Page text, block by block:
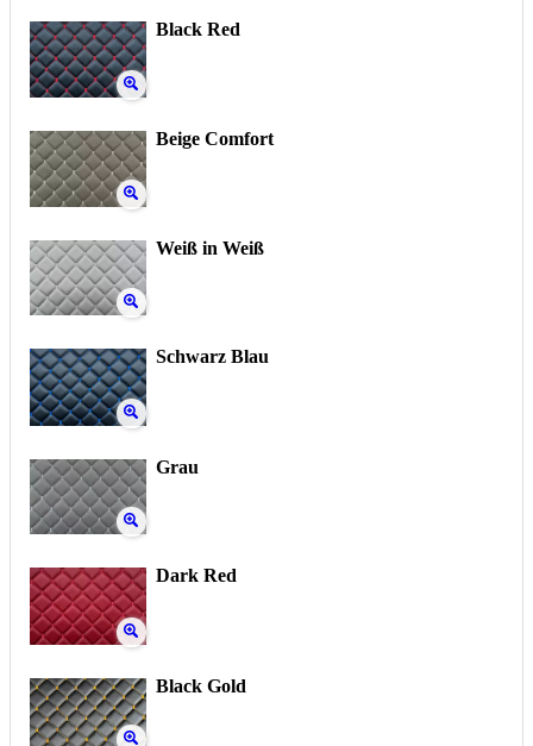
Black Red
Beige Comfort
Weiß in Weiß
Schwarz Blau
Grau
Dark Red
Black Gold